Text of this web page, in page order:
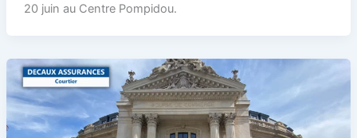
20 juin au Centre Pompidou.